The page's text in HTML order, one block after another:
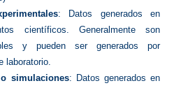
: Datos generados en
científicos. Generalmente son
y pueden ser generados por
laboratorio.
simulaciones: Datos generados en